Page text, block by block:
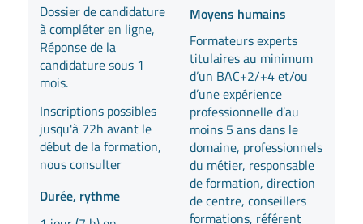
Dossier de candidature
à compléter en ligne,
Réponse de la
candidature sous 1
mois.
Inscriptions possibles
jusqu'à 72h avant le
début de la formation,
nous consulter
Durée, rythme
Moyens humains
Formateurs experts
titulaires au minimum
d’un BAC+2/+4 et/ou
d’une expérience
professionnelle d’au
moins 5 ans dans le
domaine, professionnels
du métier, responsable
de formation, direction
de centre, conseillers
formations, référent